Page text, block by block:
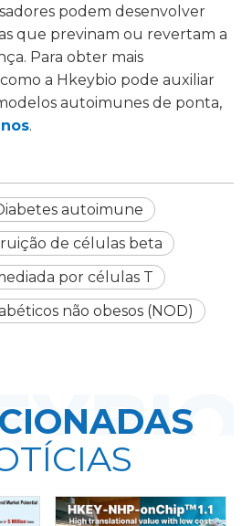
podem desenvolver
que previnam ou revertam a
Para obter mais
a Hkeybio pode auxiliar
autoimunes de ponta,
.
autoimune
de células beta
por células T
não obesos (NOD)